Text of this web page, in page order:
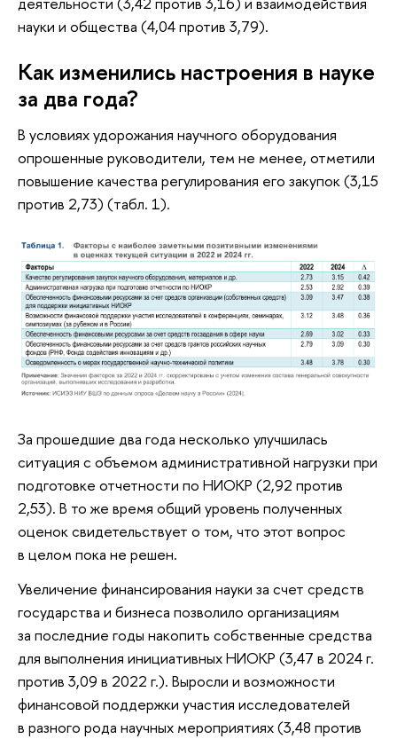
науки и общества (4,04 против 3,79).
Как изменились настроения в науке
за два года?
В условиях удорожания научного оборудования
опрошенные руководители, тем не менее, отметили
повышение качества регулирования его закупок (3,15
против 2,73) (табл. 1).
За прошедшие два года несколько улучшилась
ситуация с объемом административной нагрузки при
подготовке отчетности по НИОКР (2,92 против
2,53). В то же время общий уровень полученных
оценок свидетельствует о том, что этот вопрос
в целом пока не решен.
Увеличение финансирования науки за счет средств
государства и бизнеса позволило организациям
за последние годы накопить собственные средства
для выполнения инициативных НИОКР (3,47 в 2024 г.
против 3,09 в 2022 г.). Выросли и возможности
финансовой поддержки участия исследователей
в разного рода научных мероприятиях (3,48 против